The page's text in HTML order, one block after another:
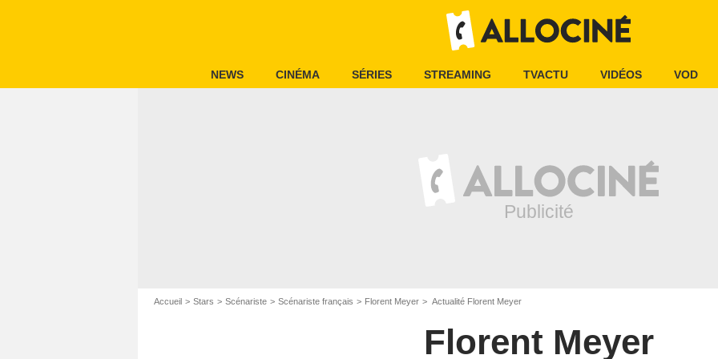
NEWS CINÉMA SÉRIES STREAMING TVACTU VIDÉOS VOD
Accueil Stars Scénariste Scénariste français Florent Meyer Actualité Florent Meyer
Florent Meyer